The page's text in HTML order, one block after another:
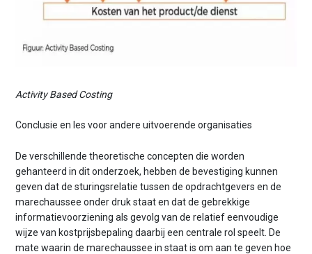
Activity Based Costing
Conclusie en les voor andere uitvoerende organisaties
De verschillende theoretische concepten die worden
gehanteerd in dit onderzoek, hebben de bevestiging kunnen
geven dat de sturingsrelatie tussen de opdrachtgevers en de
marechaussee onder druk staat en dat de gebrekkige
informatievoorziening als gevolg van de relatief eenvoudige
wijze van kostprijsbepaling daarbij een centrale rol speelt. De
mate waarin de marechaussee in staat is om aan te geven hoe